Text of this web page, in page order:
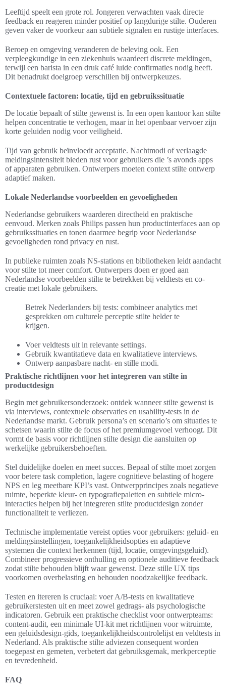
Leeftijd speelt een grote rol. Jongeren verwachten vaak directe
feedback en reageren minder positief op langdurige stilte. Ouderen
geven vaker de voorkeur aan subtiele signalen en rustige interfaces.
Beroep en omgeving veranderen de beleving ook. Een
verpleegkundige in een ziekenhuis waardeert discrete meldingen,
terwijl een barista in een druk café luide confirmaties nodig heeft.
Dit benadrukt doelgroep verschillen bij ontwerpkeuzes.
Contextuele factoren: locatie, tijd en gebruikssituatie
De locatie bepaalt of stilte gewenst is. In een open kantoor kan stilte
helpen concentratie te verhogen, maar in het openbaar vervoer zijn
korte geluiden nodig voor veiligheid.
Tijd van gebruik beïnvloedt acceptatie. Nachtmodi of verlaagde
meldingsintensiteit bieden rust voor gebruikers die ’s avonds apps
of apparaten gebruiken. Ontwerpers moeten context stilte ontwerp
adaptief maken.
Lokale Nederlandse voorbeelden en gevoeligheden
Nederlandse gebruikers waarderen directheid en praktische
eenvoud. Merken zoals Philips passen hun productinterfaces aan op
gebruikssituaties en tonen daarmee begrip voor Nederlandse
gevoeligheden rond privacy en rust.
In publieke ruimten zoals NS-stations en bibliotheken leidt aandacht
voor stilte tot meer comfort. Ontwerpers doen er goed aan
Nederlandse voorbeelden stilte te betrekken bij veldtests en co-
creatie met lokale gebruikers.
Betrek Nederlanders bij tests: combineer analytics met
gesprekken om culturele perceptie stilte helder te
krijgen.
Voer veldtests uit in relevante settings.
Gebruik kwantitatieve data en kwalitatieve interviews.
Ontwerp aanpasbare nacht- en stille modi.
Praktische richtlijnen voor het integreren van stilte in
productdesign
Begin met gebruikersonderzoek: ontdek wanneer stilte gewenst is
via interviews, contextuele observaties en usability-tests in de
Nederlandse markt. Gebruik persona’s en scenario’s om situaties te
schetsen waarin stilte de focus of het premiumgevoel verhoogt. Dit
vormt de basis voor richtlijnen stilte design die aansluiten op
werkelijke gebruikersbehoeften.
Stel duidelijke doelen en meet succes. Bepaal of stilte moet zorgen
voor betere task completion, lagere cognitieve belasting of hogere
NPS en leg meetbare KPI’s vast. Ontwerpprincipes zoals negatieve
ruimte, beperkte kleur- en typografiepaletten en subtiele micro-
interacties helpen bij het integreren stilte productdesign zonder
functionaliteit te verliezen.
Technische implementatie vereist opties voor gebruikers: geluid- en
meldingsinstellingen, toegankelijkheidsopties en adaptieve
systemen die context herkennen (tijd, locatie, omgevingsgeluid).
Combineer progressieve onthulling en optionele auditieve feedback
zodat stilte behouden blijft waar gewenst. Deze stille UX tips
voorkomen overbelasting en behouden noodzakelijke feedback.
Testen en itereren is cruciaal: voer A/B-tests en kwalitatieve
gebruikerstesten uit en meet zowel gedrags- als psychologische
indicatoren. Gebruik een praktische checklist voor ontwerpteams:
content-audit, een minimale UI-kit met richtlijnen voor witruimte,
een geluidsdesign-gids, toegankelijkheidscontrolelijst en veldtests in
Nederland. Als praktische stilte adviezen consequent worden
toegepast en gemeten, verbetert dat gebruiksgemak, merkperceptie
en tevredenheid.
FAQ